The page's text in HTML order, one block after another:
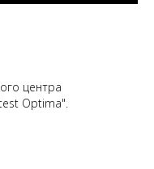
центра
Optima".